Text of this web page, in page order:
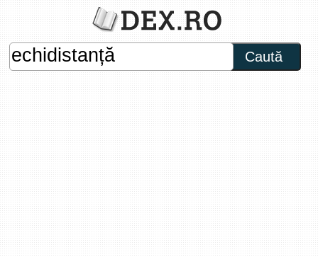
Caută